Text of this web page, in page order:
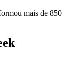
mais de 850